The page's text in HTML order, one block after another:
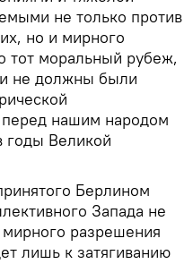
не только против
но и мирного
тот моральный рубеж,
не должны были
перед нашим народом
годы Великой
Берлином
Запада не
разрешения
лишь к затягиванию